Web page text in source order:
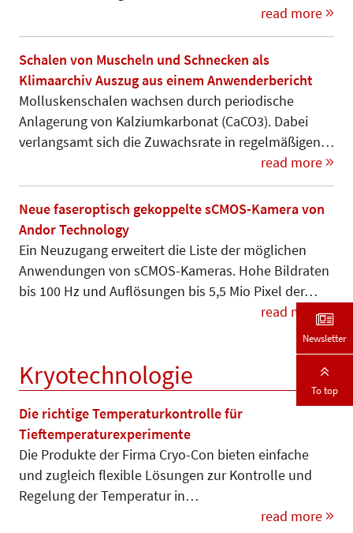
read more
Schalen von Muscheln und Schnecken als
Klimaarchiv Auszug aus einem Anwenderbericht
Molluskenschalen wachsen durch periodische
Anlagerung von Kalzium­kar­bonat (CaCO3). Dabei
verlangsamt sich die Zuwachsrate in regelmäßi­gen…
read more
Neue faseroptisch gekoppelte sCMOS-Kamera von
Andor Technology
Ein Neuzugang erweitert die Liste der möglichen
Anwendungen von sCMOS-Kameras. Hohe Bild­raten
bis 100 Hz und Auf­lösungen bis 5,5 Mio Pixel der…
read more
Kryotechnologie
Die richtige Temperaturkontrolle für
Tieftemperaturexperimente
Die Produkte der Firma Cryo-Con bieten einfache
und zugleich flexible Lösungen zur Kontrolle und
Re­ge­lung der Temperatur in…
read more
Newsletter
To top